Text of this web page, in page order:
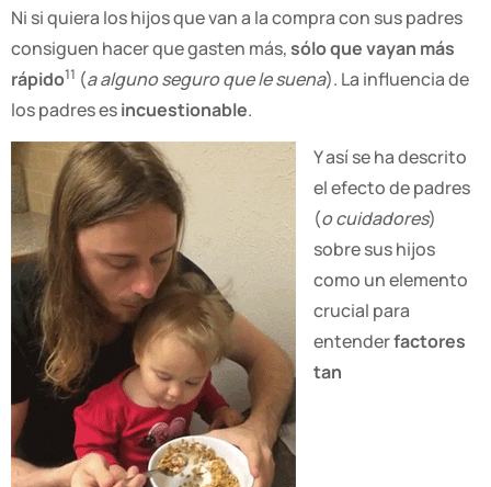
Ni si quiera los hijos que van a la compra con sus padres
consiguen hacer que gasten más, sólo que vayan más
rápido11 (a alguno seguro que le suena). La influencia de
los padres esincuestionable.
Y así se ha descrito
el efecto de padres
(o cuidadores)
sobre sus hijos
como un elemento
crucial para
entenderfactores
tan